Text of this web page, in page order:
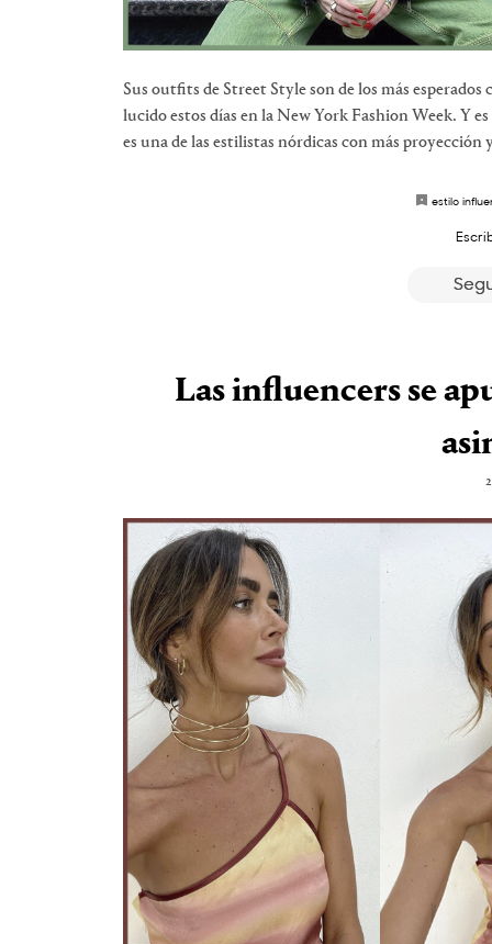
Sus outfits de Street Style son de los más
lucido estos días en la New York Fashion Week. Y
es una de las estilistas nórdicas con más proyección
estilo
Las influencers se